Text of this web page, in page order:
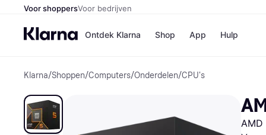
Voor shoppersVoor bedrijven
Ontdek Klarna Shop
Bol
H&M
App Hulp
Klarna/Shoppen/Computers/Onderdelen/CPU's